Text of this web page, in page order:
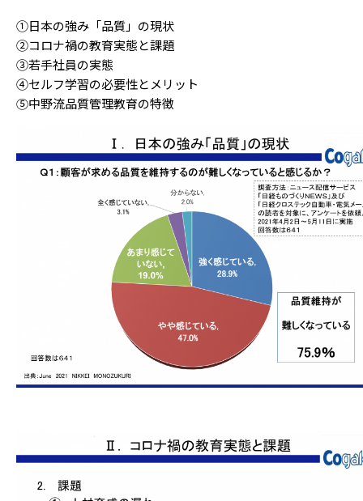
①日本の強み「品質」の現状
②コロナ禍の教育実態と課題
③若手社員の実態
④セルフ学習の必要性とメリット
⑤中野流品質管理教育の特徴